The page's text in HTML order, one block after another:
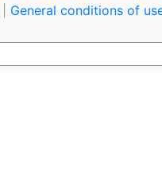
General conditions of